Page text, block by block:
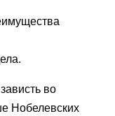
во
Нобелевских